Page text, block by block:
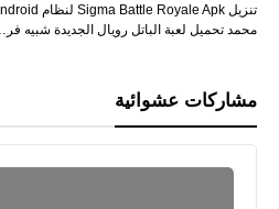
محمد تحميل لعبة الباتل رويال الجديدة شبيه فر…
مشاركات عشوائية